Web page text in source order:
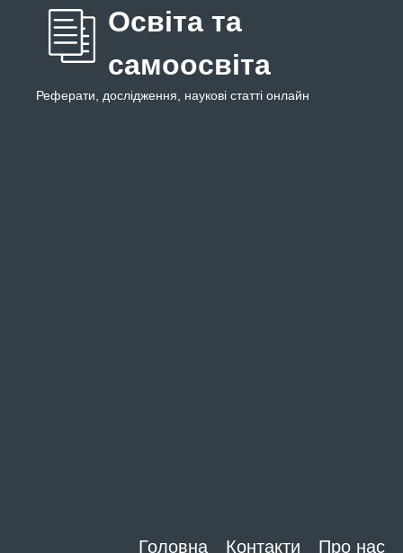
Освіта та
самоосвіта
Реферати, дослідження, наукові статті онлайн
Головна Контакти Про нас